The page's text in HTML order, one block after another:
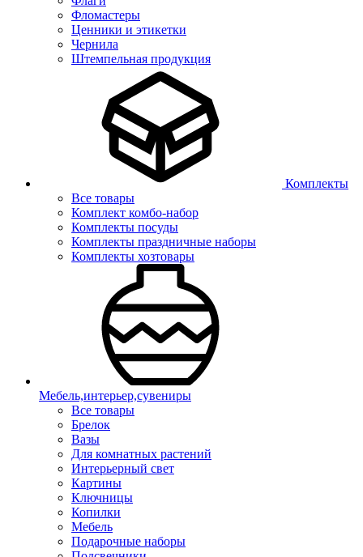
Фломастеры
Ценники и этикетки
Чернила
Штемпельная продукция
Комплекты
Все товары
Комплект комбо-набор
Комплекты посуды
Комплекты праздничные наборы
Комплекты хозтовары
Мебель,интерьер,сувениры
Все товары
Брелок
Вазы
Для комнатных растений
Интерьерный свет
Картины
Ключницы
Копилки
Мебель
Подарочные наборы